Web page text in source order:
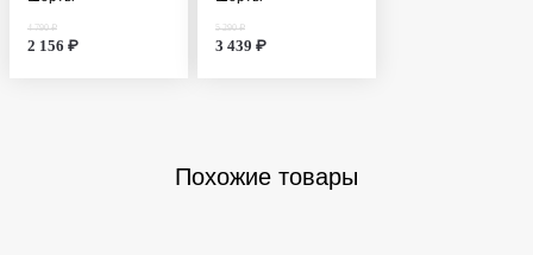
4 790 ₽
2 156 ₽
5 290 ₽
3 439 ₽
Похожие товары